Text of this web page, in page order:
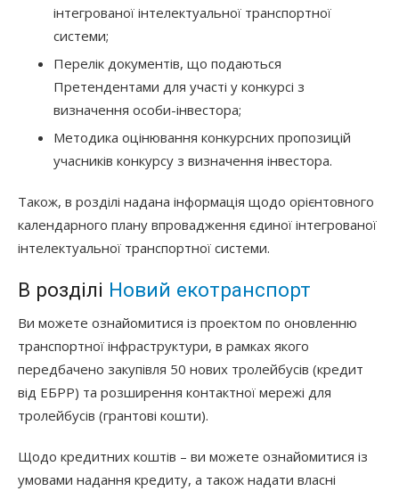
інтегрованої інтелектуальної транспортної
системи;
Перелік документів, що подаються
Претендентами для участі у конкурсі з
визначення особи-інвестора;
Методика оцінювання конкурсних пропозицій
учасників конкурсу з визначення інвестора.
Також, в розділі надана інформація щодо орієнтовного
календарного плану впровадження єдиної інтегрованої
інтелектуальної транспортної системи.
В розділі Новий екотранспорт
Ви можете ознайомитися із проектом по оновленню
транспортної інфраструктури, в рамках якого
передбачено закупівля 50 нових тролейбусів (кредит
від ЕБРР) та розширення контактної мережі для
тролейбусів (грантові кошти).
Щодо кредитних коштів – ви можете ознайомитися із
умовами надання кредиту, а також надати власні